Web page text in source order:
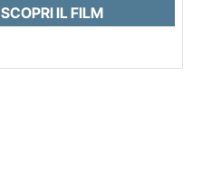
SCOPRI IL FILM